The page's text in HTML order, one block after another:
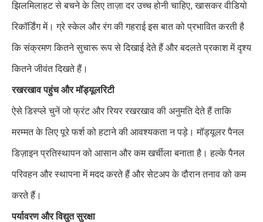
झिलमिलाहट से बचने के लिए ताज़ा दर उच्च होनी चाहिए, खासकर वीडियो
रिकॉर्डिंग में। ग्रे स्केल और रंग की गहराई इस बात को प्रभावित करती है
कि संक्रमण कितने सुचारू रूप से दिखाई देते हैं और बदलते प्रकाश में दृश्य
कितने जीवंत दिखते हैं।
रखरखाव पहुंच और मॉड्यूलरिटी
ऐसे डिस्प्ले चुनें जो फ्रंट और रियर रखरखाव की अनुमति देते हैं ताकि
मरम्मत के लिए पूरे फर्श को हटाने की आवश्यकता न पड़े। मॉड्यूलर पैनल
डिज़ाइन प्रतिस्थापन को आसान और कम खर्चीला बनाता है। हल्के पैनल
परिवहन और स्थापना में मदद करते हैं और सेटअप के दौरान तनाव को कम
करते हैं।
पर्यावरण और विद्युत सुरक्षा